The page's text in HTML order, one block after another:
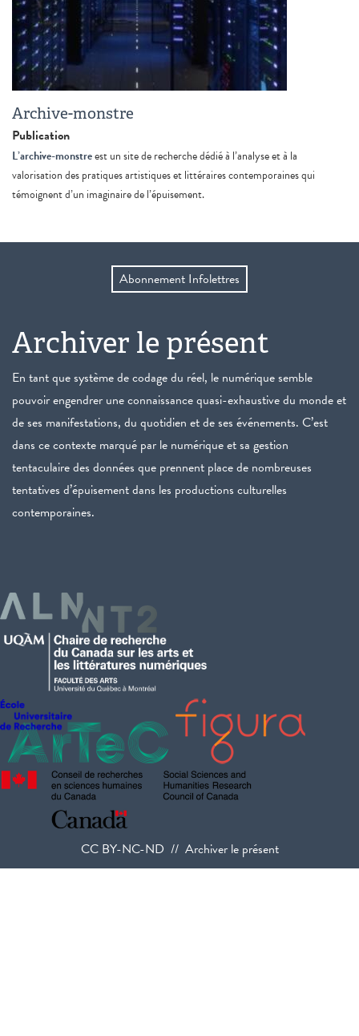
Archive-monstre
Publication
L’archive-monstreest un site de recherche dédié à l’analyse et à la
valorisation des pratiques artistiques et littéraires contemporaines qui
témoignent d’un imaginaire de l’épuisement.
Abonnement Infolettres
Archiver le présent
En tant que système de codage du réel, le numérique semble
pouvoir engendrer une connaissance quasi-exhaustive du monde et
de ses manifestations, du quotidien et de ses événements. C’est
dans ce contexte marqué par le numérique et sa gestion
tentaculaire des données que prennent place de nombreuses
tentatives d’épuisement dans les productions culturelles
contemporaines.
CC BY-NC-ND // Archiver le présent